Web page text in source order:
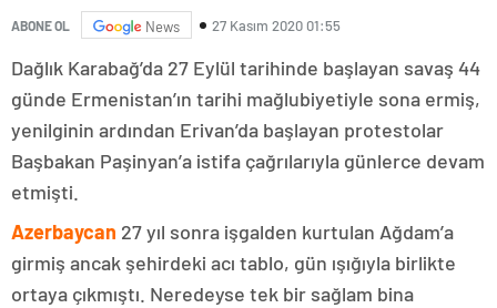
ABONE OL News 27 Kasım 2020 01:55
Dağlık Karabağ’da 27 Eylül tarihinde başlayan savaş 44
günde Ermenistan’ın tarihi mağlubiyetiyle sona ermiş,
yenilginin ardından Erivan’da başlayan protestolar
Başbakan Paşinyan’a istifa çağrılarıyla günlerce devam
etmişti.
Azerbaycan 27 yıl sonra işgalden kurtulan Ağdam’a
girmiş ancak şehirdeki acı tablo, gün ışığıyla birlikte
ortaya çıkmıştı. Neredeyse tek bir sağlam bina